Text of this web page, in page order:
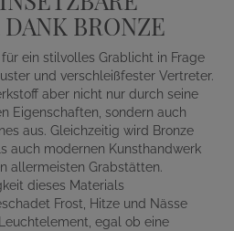
BRONZE
ein stilvolles Grablicht in Frage
und verschleißfester Vertreter.
aber nicht nur durch seine
Eigenschaften, sondern auch
aus. Gleichzeitig wird Bronze
auch modernen Kunsthandwerk
allermeisten Grabstätten.
dieses Materials
Frost, Hitze und Nässe
egal ob eine